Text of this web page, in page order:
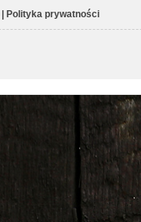
Polityka prywatności